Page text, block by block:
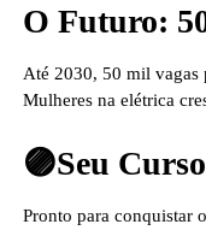
O Futuro:
Até 2030, 50 mil vagas
Mulheres na elétrica
🟣Seu
Pronto para conquistar